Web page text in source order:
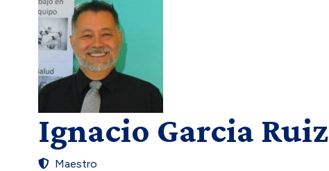
Ignacio Garcia Ruiz
Maestro